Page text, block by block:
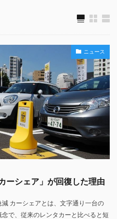
ニュース
ーシェア」が回復した理由
カーシェアとは、文字通り一台の
で、従来のレンタカーと比べると短